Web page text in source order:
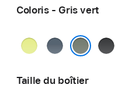
Coloris - Gris vert
JauneBleu
maritime
Noir
Taille du boîtier